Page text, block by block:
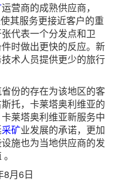
运营商的成熟供应商，
其服务更接近客户的重
代表一个分发点和卫
时做出更快的反应。新
术人员提供更少的旅行
份的存在为该地区的客
托，卡莱塔奥利维亚的
莱塔奥利维亚新服务中
采矿业发展的承诺，更加
施也为当地供应商的发
8月6日